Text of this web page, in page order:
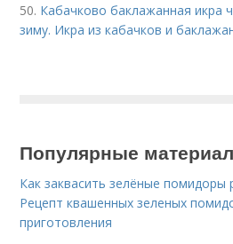
50. Кабачково баклажанная икра
зиму. Икра из кабачков и
Популярные
Как заквасить зелёные помидоры
Рецепт квашенных зеленых
приготовления